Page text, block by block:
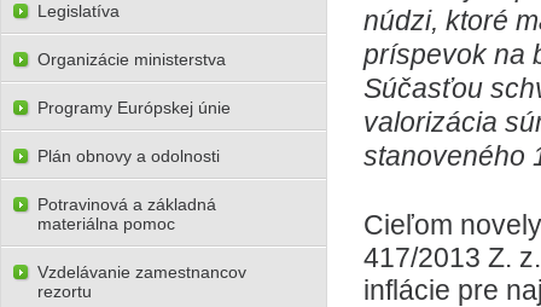
núdzi, ktoré
príspevok na
Súčasťou
valorizácia
stanoveného
Cieľom
417/2013 Z.
inflácie pre
Legislatíva
Organizácie ministerstva
Programy Európskej únie
Plán obnovy a odolnosti
Potravinová a základná
materiálna pomoc
Vzdelávanie zamestnancov
rezortu